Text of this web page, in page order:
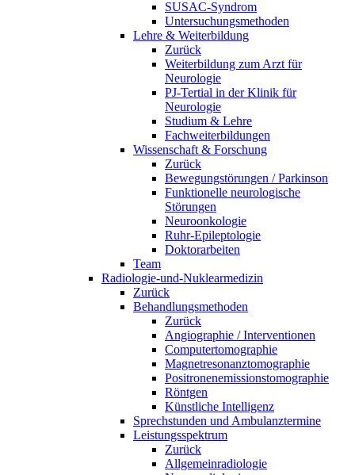
SUSAC-Syndrom
Untersuchungsmethoden
Lehre & Weiterbildung
Zurück
Weiterbildung zum Arzt für
Neurologie
PJ-Tertial in der Klinik für
Neurologie
Studium & Lehre
Fachweiterbildungen
Wissenschaft & Forschung
Zurück
Bewegungstörungen / Parkinson
Funktionelle neurologische
Störungen
Neuroonkologie
Ruhr-Epileptologie
Doktorarbeiten
Team
Radiologie-und-Nuklearmedizin
Zurück
Behandlungsmethoden
Zurück
Angiographie / Interventionen
Computertomographie
Magnetresonanztomographie
Positronenemissionstomographie
Röntgen
Künstliche Intelligenz
Sprechstunden und Ambulanztermine
Leistungsspektrum
Zurück
Allgemeinradiologie